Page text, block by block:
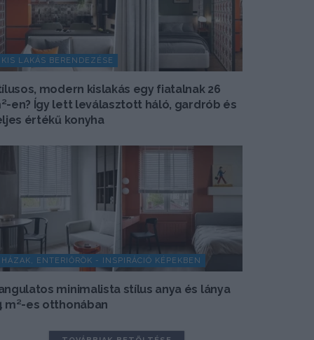
KIS LAKÁS BERENDEZÉSE
modern kislakás egy fiatalnak 26
en? Így lett leválasztott háló, gardrób és
értékű konyha
HÁZAK, ENTERIŐRÖK - INSPIRÁCIÓ KÉPEKBEN
minimalista stílus anya és lánya
m²-es otthonában